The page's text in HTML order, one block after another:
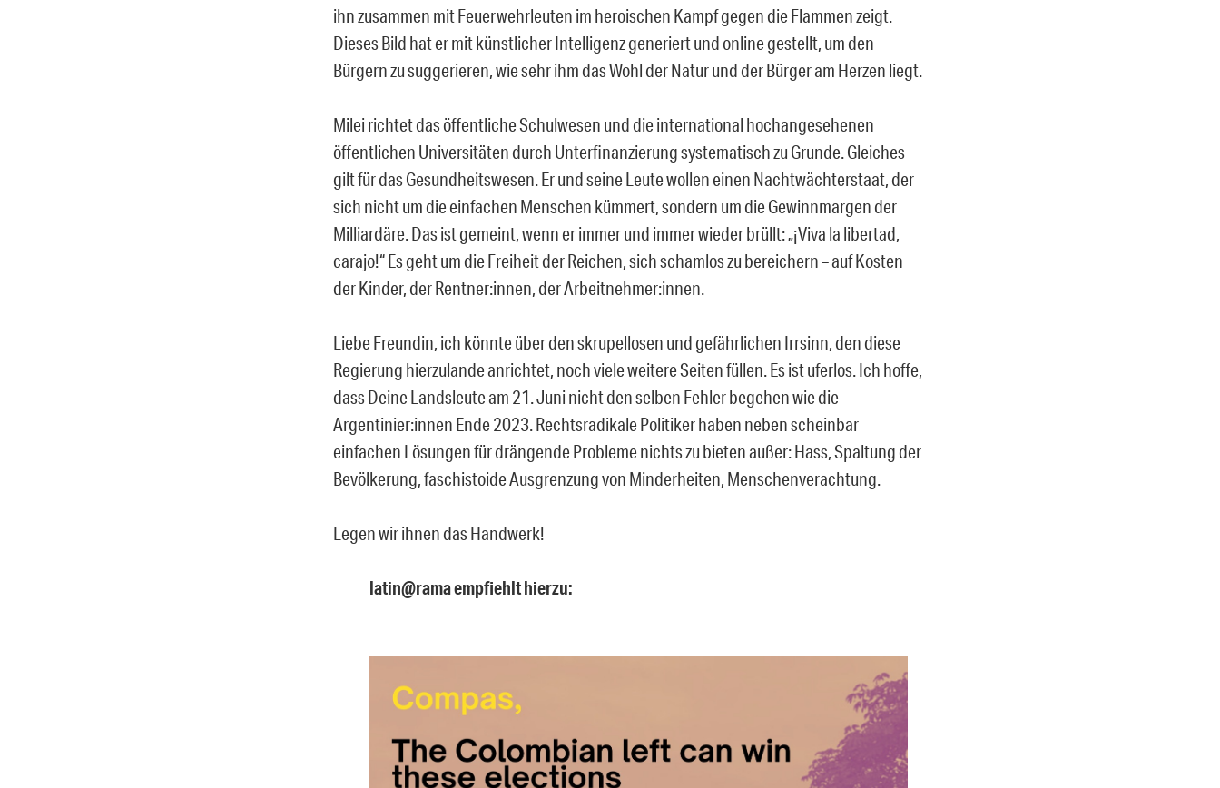
ihn zusammen mit Feuerwehrleuten im heroischen Kampf gegen die Flammen zeigt.
Dieses Bild hat er mit künstlicher Intelligenz generiert und online gestellt, um den
Bürgern zu suggerieren, wie sehr ihm das Wohl der Natur und der Bürger am Herzen liegt.
Milei richtet das öffentliche Schulwesen und die international hochangesehenen
öffentlichen Universitäten durch Unterfinanzierung systematisch zu Grunde. Gleiches
gilt für das Gesundheitswesen. Er und seine Leute wollen einen Nachtwächterstaat, der
sich nicht um die einfachen Menschen kümmert, sondern um die Gewinnmargen der
Milliardäre. Das ist gemeint, wenn er immer und immer wieder brüllt: „¡Viva la libertad,
carajo!“ Es geht um die Freiheit der Reichen, sich schamlos zu bereichern – auf Kosten
der Kinder, der Rentner:innen, der Arbeitnehmer:innen.
Liebe Freundin, ich könnte über den skrupellosen und gefährlichen Irrsinn, den diese
Regierung hierzulande anrichtet, noch viele weitere Seiten füllen. Es ist uferlos. Ich hoffe,
dass Deine Landsleute am 21. Juni nicht den selben Fehler begehen wie die
Argentinier:innen Ende 2023. Rechtsradikale Politiker haben neben scheinbar
einfachen Lösungen für drängende Probleme nichts zu bieten außer: Hass, Spaltung der
Bevölkerung, faschistoide Ausgrenzung von Minderheiten, Menschenverachtung.
Legen wir ihnen das Handwerk!
latin@rama empfiehlt hierzu: